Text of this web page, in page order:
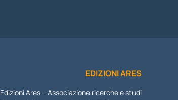
EDIZIONI ARES
Edizioni Ares – Associazione ricerche e studi